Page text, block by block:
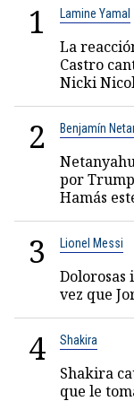
1 Lamine Yamal
La
Castro
Nicki
2 Benjamín
por
Hamás
3 Lionel Messi
Dolorosas
vez que
4 Shakira
Shakira
que le